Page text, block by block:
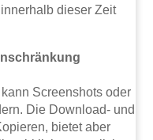
dieser Zeit
Screenshots oder
Die Download- und
bietet aber